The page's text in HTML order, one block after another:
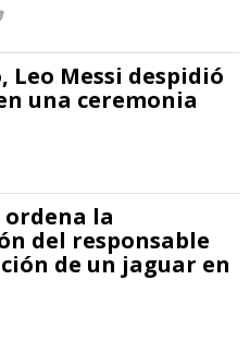
Leo Messi despidió
una ceremonia
ordena la
del responsable
de un jaguar en